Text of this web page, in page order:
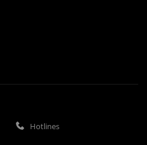
Hotlines